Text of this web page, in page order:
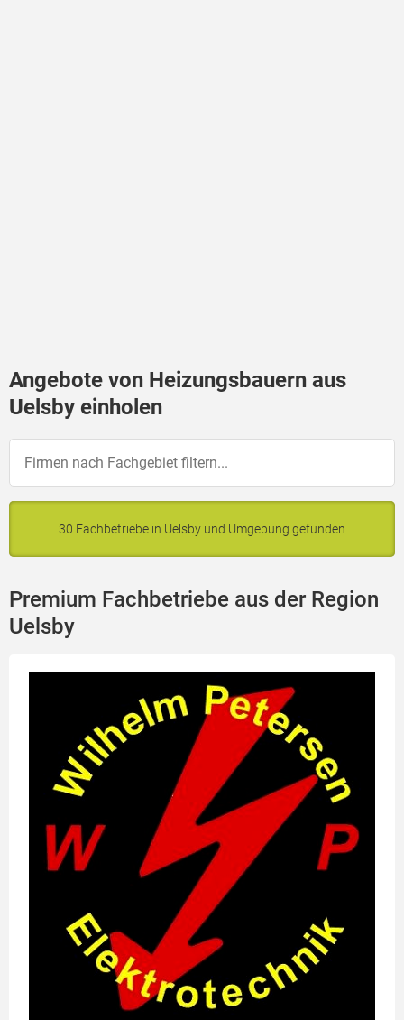
Angebote von Heizungsbauern aus
Uelsby einholen
30 Fachbetriebe in Uelsby und Umgebung gefunden
Premium Fachbetriebe aus der Region
Uelsby